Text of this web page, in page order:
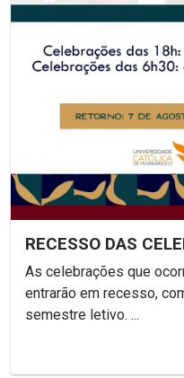
RECESSO DAS
As celebrações que
entrarão em recesso,
semestre letivo. ...